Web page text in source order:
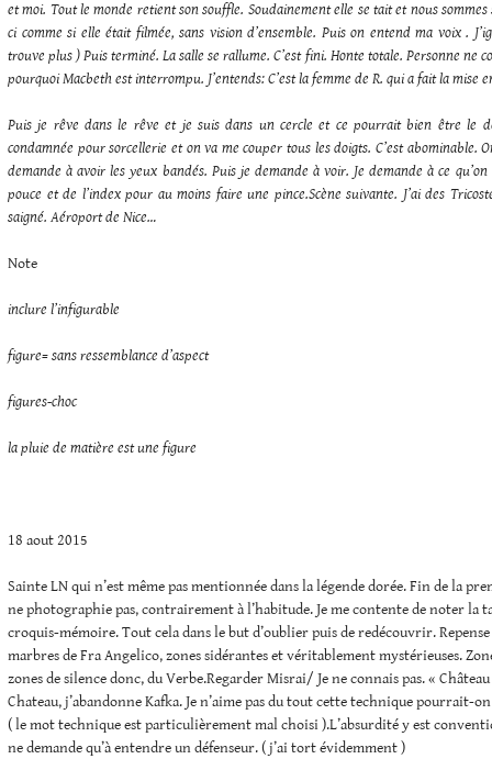
et moi. Tout le monde retient son souffle. Soudainement elle se tait et nous sommes
ci comme si elle était filmée, sans vision d’ensemble. Puis on entend ma voix .
trouve plus ) Puis terminé. La salle se rallume. C’est fini. Honte totale. Personne ne
pourquoi Macbeth est interrompu. J’entends: C’est la femme de R. qui a fait la mise
Puis je rêve dans le rêve et je suis dans un cercle et ce pourrait bien être le
condamnée pour sorcellerie et on va me couper tous les doigts. C’est abominable.
demande à avoir les yeux bandés. Puis je demande à voir. Je demande à ce
pouce et de l’index pour au moins faire une pince.Scène suivante. J’ai des
saigné. Aéroport de Nice…
Note
inclure l’infigurable
figure= sans ressemblance d’aspect
figures-choc
la pluie de matière est une figure
18 aout 2015
Sainte LN qui n’est même pas mentionnée dans la légende dorée. Fin de la
ne photographie pas, contrairement à l’habitude. Je me contente de noter la
croquis-mémoire. Tout cela dans le but d’oublier puis de redécouvrir.
marbres de Fra Angelico, zones sidérantes et véritablement mystérieuses.
zones de silence donc, du Verbe.Regarder Misrai/ Je ne connais pas. «
Chateau, j’abandonne Kafka. Je n’aime pas du tout cette technique pourrait-
( le mot technique est particulièrement mal choisi ).L’absurdité y est
ne demande qu’à entendre un défenseur. ( j’ai tort évidemment )